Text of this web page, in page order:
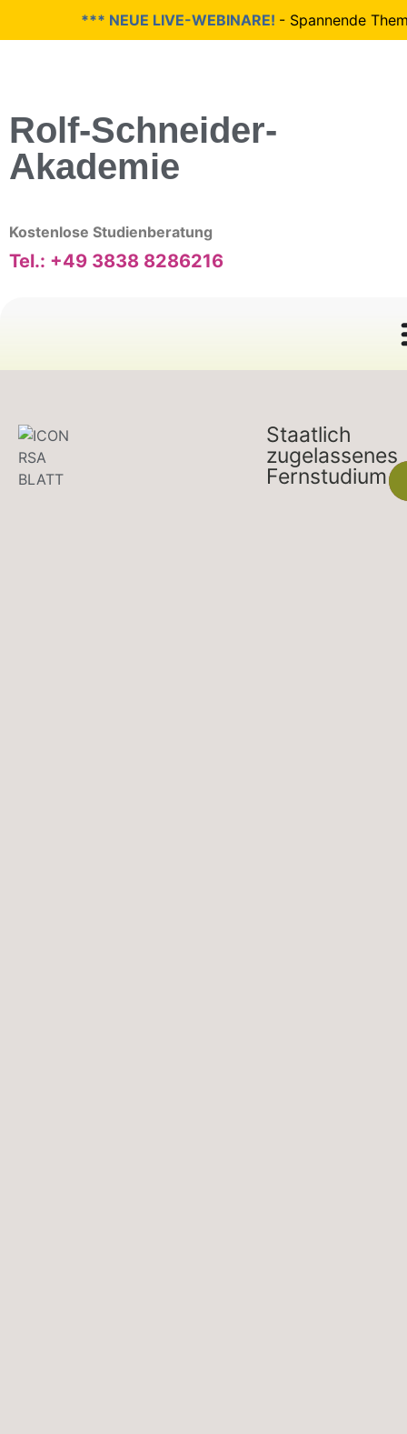
*** NEUE LIVE-WEBINARE!- Spannende
Rolf-Schneider-
Akademie
Kostenlose Studienberatung
Tel.: +49 3838 8286216
Staatlich
zugelassenes
Fernstudium